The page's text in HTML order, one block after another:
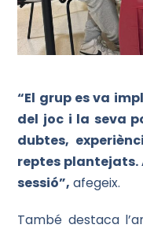
“El grup es va
del joc i la seva
dubtes,
reptes plantejats.
sessió”, afegeix.
També destaca